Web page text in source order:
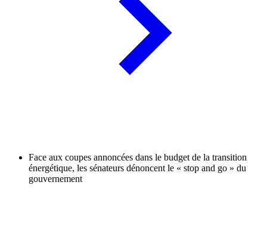
Face aux coupes annoncées dans le budget de la transition
énergétique, les sénateurs dénoncent le « stop and go » du
gouvernement